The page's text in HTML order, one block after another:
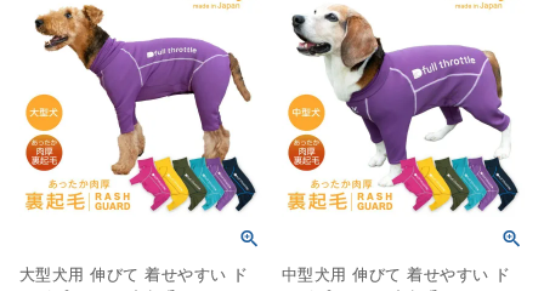
大型犬用 伸びて 着せやすい ド
中型犬用 伸びて 着せやすい ド